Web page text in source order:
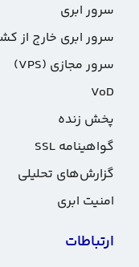
سرور ابری
سرور ابری خارج از
سرور مجازی (VPS)
VoD
پخش زنده
گواهینامه SSL
گزارش‌های تحلیلی
امنیت ابری
ارتباطات